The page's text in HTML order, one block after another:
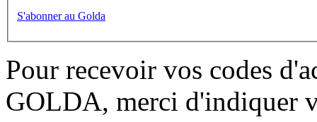
S'abonner au Golda
Pour recevoir vos codes
GOLDA, merci d'indiquer